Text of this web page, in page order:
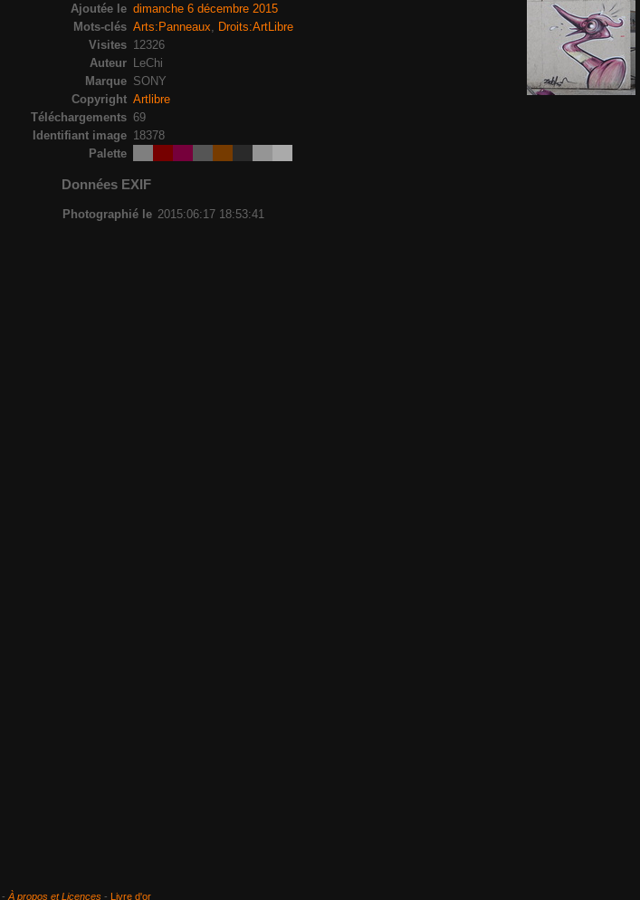
Ajoutée le dimanche 6 décembre 2015
Mots-clés Arts:Panneaux
Droits:ArtLibre
Visites 12326
Auteur
LeChi
Marque SONY
Copyright Artlibre
Téléchargements 69
Identifiant image 18378
Palette
Données EXIF
Photographié le 2015:06:17 18:53:41
- À propos et Licences - Livre d'or